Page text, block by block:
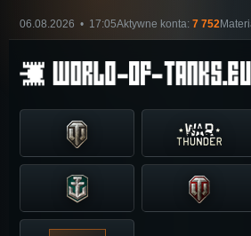
06.08.2026 • 17:05Aktywne konta: 7 752